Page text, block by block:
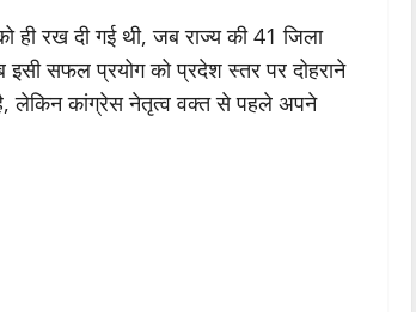
ही रख दी गई थी, जब राज्य की 41 जिला
सफल प्रयोग को प्रदेश स्तर पर दोहराने
है, लेकिन कांग्रेस नेतृत्व वक्त से पहले अपने